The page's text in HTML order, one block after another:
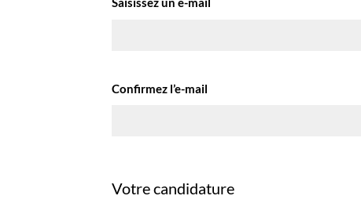
Confirmez l’e-mail
Votre candidature